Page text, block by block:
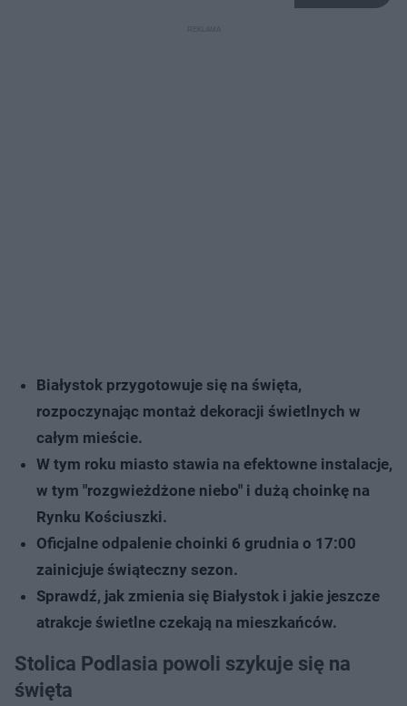
Białystok przygotowuje się na święta,
rozpoczynając montaż dekoracji świetlnych w
całym mieście.
W tym roku miasto stawia na efektowne instalacje,
w tym "rozgwieżdżone niebo" i dużą choinkę na
Rynku Kościuszki.
Oficjalne odpalenie choinki 6 grudnia o 17:00
zainicjuje świąteczny sezon.
Sprawdź, jak zmienia się Białystok i jakie jeszcze
atrakcje świetlne czekają na mieszkańców.
Stolica Podlasia powoli szykuje się na
święta